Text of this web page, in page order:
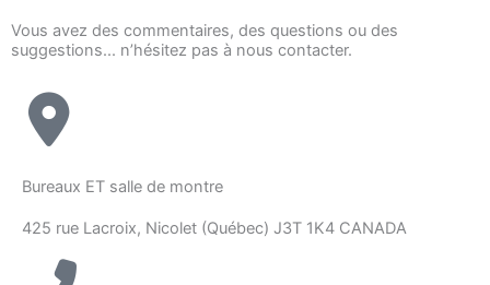
Vous avez des commentaires, des questions ou des
suggestions... n’hésitez pas à nous contacter.
Bureaux ET salle de montre
425 rue Lacroix, Nicolet (Québec) J3T 1K4 CANADA